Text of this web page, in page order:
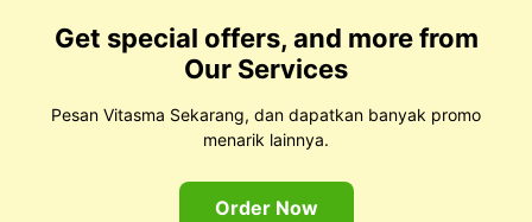
Get special offers, and more from
Our Services
Pesan Vitasma Sekarang, dan dapatkan banyak promo
menarik lainnya.
Order Now